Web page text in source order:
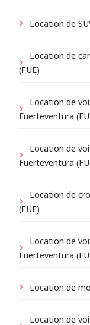
Location de
Location de
(FUE)
Location de
Fuerteventura
Location de
Fuerteventura
Location de
(FUE)
Location de
Fuerteventura
Location de
Location de